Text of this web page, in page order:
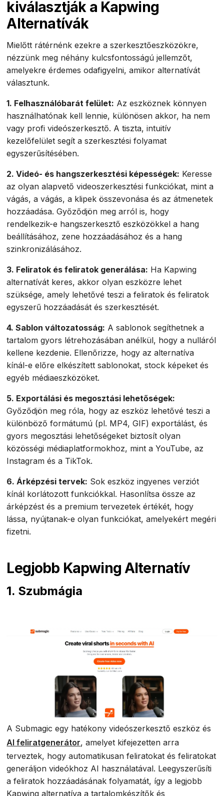
kiválasztják a Kapwing
Alternatívák
Mielőtt rátérnénk ezekre a szerkesztőeszközökre,
nézzünk meg néhány kulcsfontosságú jellemzőt,
amelyekre érdemes odafigyelni, amikor alternatívát
választunk.
1. Felhasználóbarát felület: Az eszköznek könnyen
használhatónak kell lennie, különösen akkor, ha nem
vagy profi videószerkesztő. A tiszta, intuitív
kezelőfelület segít a szerkesztési folyamat
egyszerűsítésében.
2. Videó- és hangszerkesztési képességek: Keresse
az olyan alapvető videoszerkesztési funkciókat, mint a
vágás, a vágás, a klipek összevonása és az átmenetek
hozzáadása. Győződjön meg arról is, hogy
rendelkezik-e hangszerkesztő eszközökkel a hang
beállításához, zene hozzáadásához és a hang
szinkronizálásához.
3. Feliratok és feliratok generálása: Ha Kapwing
alternatívát keres, akkor olyan eszközre lehet
szüksége, amely lehetővé teszi a feliratok és feliratok
egyszerű hozzáadását és szerkesztését.
4. Sablon változatosság: A sablonok segíthetnek a
tartalom gyors létrehozásában anélkül, hogy a nulláról
kellene kezdenie. Ellenőrizze, hogy az alternatíva
kínál-e előre elkészített sablonokat, stock képeket és
egyéb médiaeszközöket.
5. Exportálási és megosztási lehetőségek:
Győződjön meg róla, hogy az eszköz lehetővé teszi a
különböző formátumú (pl. MP4, GIF) exportálást, és
gyors megosztási lehetőségeket biztosít olyan
közösségi médiaplatformokhoz, mint a YouTube, az
Instagram és a TikTok.
6. Árképzési tervek: Sok eszköz ingyenes verziót
kínál korlátozott funkciókkal. Hasonlítsa össze az
árképzést és a premium tervezetek értékét, hogy
lássa, nyújtanak-e olyan funkciókat, amelyekért megéri
fizetni.
Legjobb Kapwing Alternatív
1. Szubmágia
A Submagic egy hatékony videószerkesztő eszköz és
AI feliratgenerátor, amelyet kifejezetten arra
terveztek, hogy automatikusan feliratokat és feliratokat
generáljon videókhoz AI használatával. Leegyszerűsíti
a feliratok hozzáadásának folyamatát, így a legjobb
Kapwing alternatíva a tartalomkészítők és